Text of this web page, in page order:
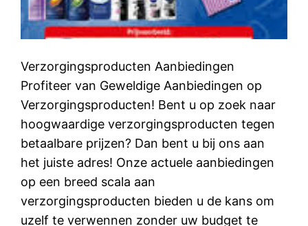
Verzorgingsproducten Aanbiedingen
Profiteer van Geweldige Aanbiedingen op
Verzorgingsproducten! Bent u op zoek naar
hoogwaardige verzorgingsproducten tegen
betaalbare prijzen? Dan bent u bij ons aan
het juiste adres! Onze actuele aanbiedingen
op een breed scala aan
verzorgingsproducten bieden u de kans om
uzelf te verwennen zonder uw budget te